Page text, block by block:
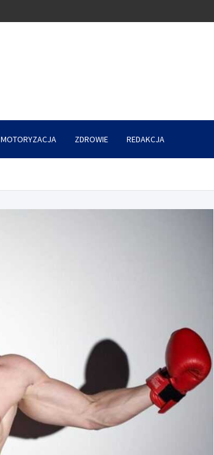
MOTORYZACJA ZDROWIE REDAKCJA